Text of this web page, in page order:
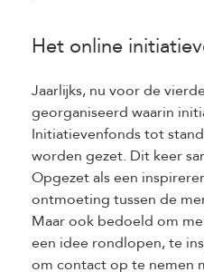
Het online
Jaarlijks, nu voor de
georganiseerd waarin
Initiatievenfonds tot
worden gezet. Dit keer
Opgezet als een
ontmoeting tussen de
Maar ook bedoeld om
een idee rondlopen, te
om contact op te nemen